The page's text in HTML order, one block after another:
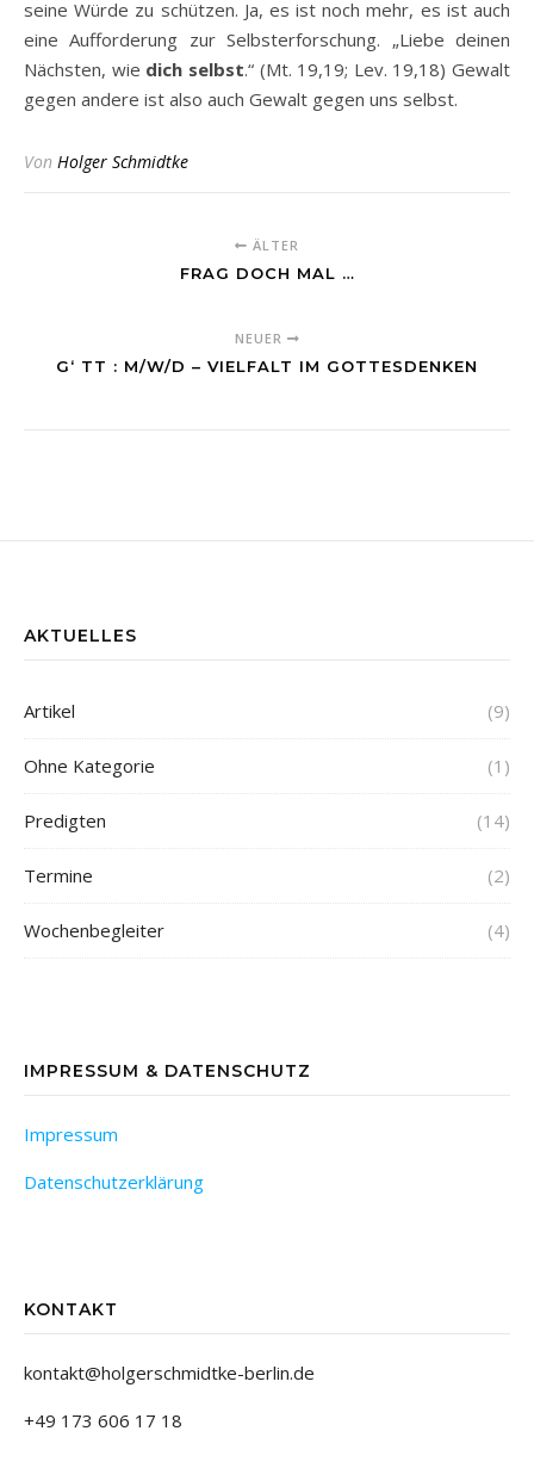
seine Würde zu schützen. Ja, es ist noch mehr, es ist auch
eine Aufforderung zur Selbsterforschung. „Liebe deinen
Nächsten, wie dich selbst.“ (Mt. 19,19; Lev. 19,18) Gewalt
gegen andere ist also auch Gewalt gegen uns selbst.
Von Holger Schmidtke
ÄLTER
FRAG DOCH MAL …
NEUER
G‘ TT : M/W/D – VIELFALT IM GOTTESDENKEN
AKTUELLES
Artikel (9)
Ohne Kategorie (1)
Predigten (14)
Termine (2)
Wochenbegleiter (4)
IMPRESSUM & DATENSCHUTZ
Impressum
Datenschutzerklärung
KONTAKT
kontakt@holgerschmidtke-berlin.de
+49 173 606 17 18